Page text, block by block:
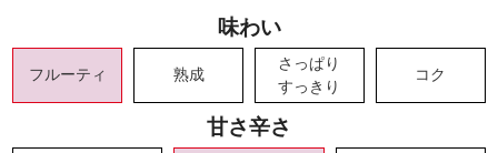
味わい
フルーティ 熟成
さっぱり
すっきり
コク
甘さ辛さ